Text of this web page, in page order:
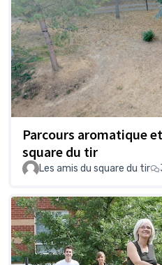
Parcours aromatique
square du tir
Les amis du square du tir